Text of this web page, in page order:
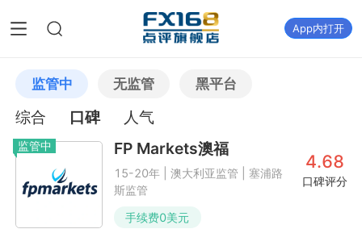
App内打开
监管中 无监管 黑平台
综合 口碑 人气
监管中 FP Markets澳福
15-20年 | 澳大利亚监管 | 塞浦路
斯监管
4.68
口碑评分
手续费0美元